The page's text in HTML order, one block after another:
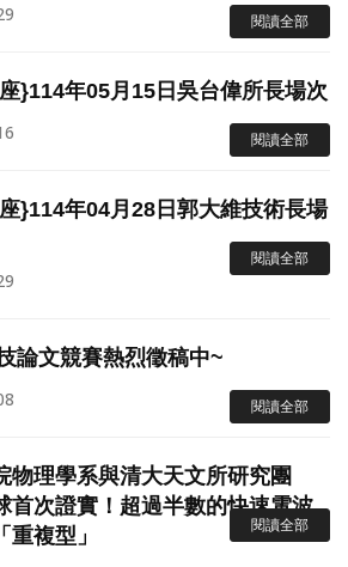
閱讀全部
}114年05月15日吳台偉所長場次
閱讀全部
}114年04月28日郭大維技術長場
閱讀全部
論文競賽熱烈徵稿中~
閱讀全部
物理學系與清大天文所研究團
首次證實！超過半數的快速電波
重複型」
閱讀全部